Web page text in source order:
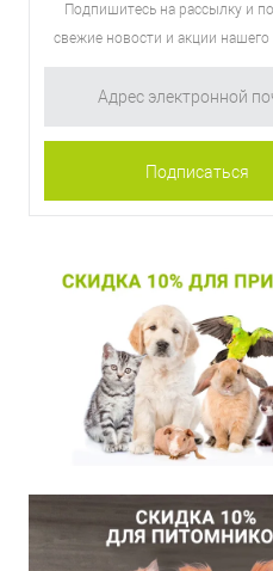
Подпишитесь на рассылку и
свежие новости и акции нашего